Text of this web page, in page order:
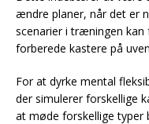
ændre planer, når det er
scenarier i træningen kan
forberede kastere på
For at dyrke mental
der simulerer forskellige
at møde forskellige typer